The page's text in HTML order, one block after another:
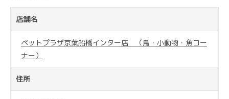
店舗名
ペットプラザ京葉船橋インター店 （鳥・小動物・魚コー
ナー）
住所